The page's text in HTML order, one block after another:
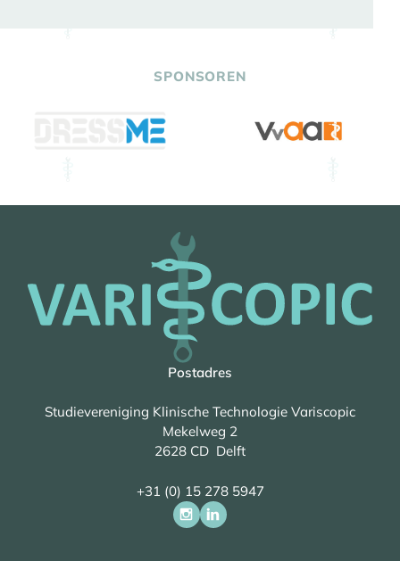
SPONSOREN
Postadres
Studievereniging Klinische Technologie Variscopic
Mekelweg 2
2628 CD Delft
+31 (0) 15 278 5947